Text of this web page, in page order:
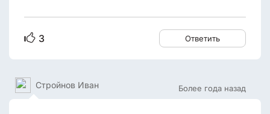
3 Ответить
Более года назад
Стройнов Иван